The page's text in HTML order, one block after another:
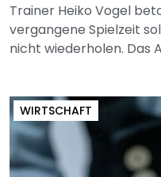
Trainer Heiko Vogel
vergangene Spielzeit
nicht wiederholen. Das
WIRTSCHAFT